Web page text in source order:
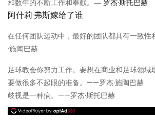
和数年的不断工作和奉献。― 罗杰·斯托巴赫
阿什莉·弗斯嫁给了谁
在任何团队运动中，最好的团队都具有一致
·施陶巴赫
足球教会你努力工作。要想在商业和足球领域
要做很多不起眼的准备。——罗杰·施陶巴赫
歧视是一种病。——罗杰·斯托巴赫